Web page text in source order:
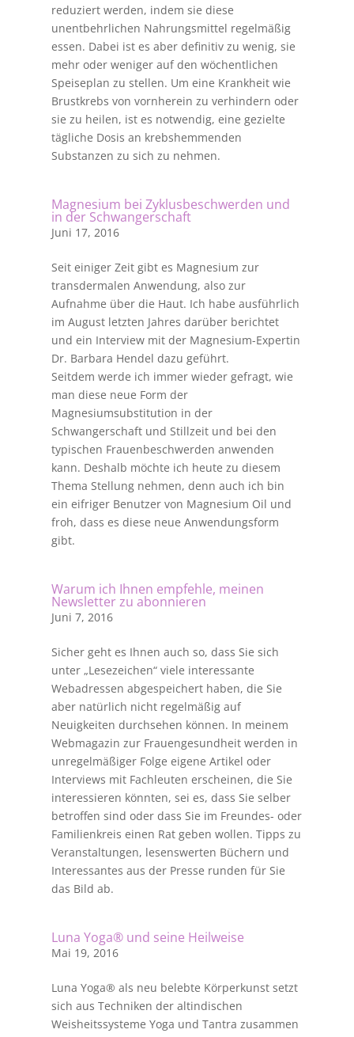
reduziert werden, indem sie diese
unentbehrlichen Nahrungsmittel regelmäßig
essen. Dabei ist es aber definitiv zu wenig, sie
mehr oder weniger auf den wöchentlichen
Speiseplan zu stellen. Um eine Krankheit wie
Brustkrebs von vornherein zu verhindern oder
sie zu heilen, ist es notwendig, eine gezielte
tägliche Dosis an krebshemmenden
Substanzen zu sich zu nehmen.
Magnesium bei Zyklusbeschwerden und
in der Schwangerschaft
Juni 17, 2016
Seit einiger Zeit gibt es Magnesium zur
transdermalen Anwendung, also zur
Aufnahme über die Haut. Ich habe ausführlich
im August letzten Jahres darüber berichtet
und ein Interview mit der Magnesium-Expertin
Dr. Barbara Hendel dazu geführt.
Seitdem werde ich immer wieder gefragt, wie
man diese neue Form der
Magnesiumsubstitution in der
Schwangerschaft und Stillzeit und bei den
typischen Frauenbeschwerden anwenden
kann. Deshalb möchte ich heute zu diesem
Thema Stellung nehmen, denn auch ich bin
ein eifriger Benutzer von Magnesium Oil und
froh, dass es diese neue Anwendungsform
gibt.
Warum ich Ihnen empfehle, meinen
Newsletter zu abonnieren
Juni 7, 2016
Sicher geht es Ihnen auch so, dass Sie sich
unter „Lesezeichen“ viele interessante
Webadressen abgespeichert haben, die Sie
aber natürlich nicht regelmäßig auf
Neuigkeiten durchsehen können. In meinem
Webmagazin zur Frauengesundheit werden in
unregelmäßiger Folge eigene Artikel oder
Interviews mit Fachleuten erscheinen, die Sie
interessieren könnten, sei es, dass Sie selber
betroffen sind oder dass Sie im Freundes- oder
Familienkreis einen Rat geben wollen. Tipps zu
Veranstaltungen, lesenswerten Büchern und
Interessantes aus der Presse runden für Sie
das Bild ab.
Luna Yoga® und seine Heilweise
Mai 19, 2016
Luna Yoga® als neu belebte Körperkunst setzt
sich aus Techniken der altindischen
Weisheitssysteme Yoga und Tantra zusammen